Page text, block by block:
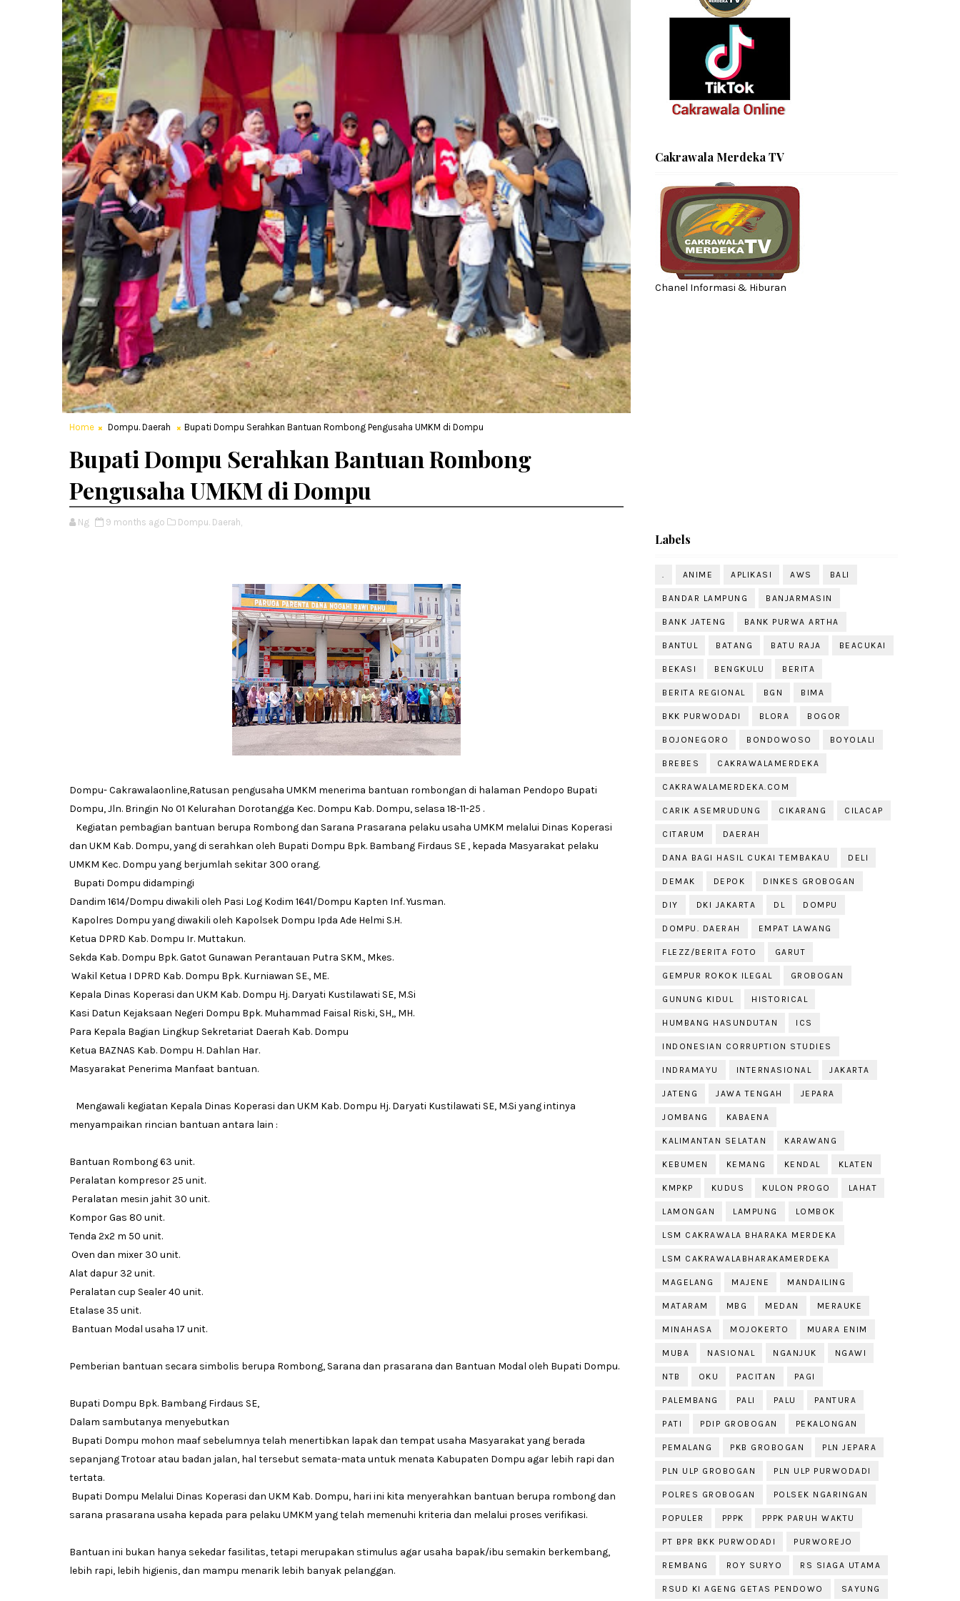
Home Dompu. Daerah Bupati Dompu Serahkan Bantuan Rombong Pengusaha UMKM di Dompu
Bupati Dompu Serahkan Bantuan Rombong
Pengusaha UMKM di Dompu
Ng 9 months ago Dompu. Daerah,
Dompu- Cakrawalaonline,Ratusan pengusaha UMKM menerima bantuan rombongan di halaman Pendopo Bupati
Dompu, Jln. Bringin No 01 Kelurahan Dorotangga Kec. Dompu Kab. Dompu, selasa 18-11-25 .
Kegiatan pembagian bantuan berupa Rombong dan Sarana Prasarana pelaku usaha UMKM melalui Dinas Koperasi
dan UKM Kab. Dompu, yang di serahkan oleh Bupati Dompu Bpk. Bambang Firdaus SE , kepada Masyarakat pelaku
UMKM Kec. Dompu yang berjumlah sekitar 300 orang.
Bupati Dompu didampingi
Dandim 1614/Dompu diwakili oleh Pasi Log Kodim 1641/Dompu Kapten Inf. Yusman.
Kapolres Dompu yang diwakili oleh Kapolsek Dompu Ipda Ade Helmi S.H.
Ketua DPRD Kab. Dompu Ir. Muttakun.
Sekda Kab. Dompu Bpk. Gatot Gunawan Perantauan Putra SKM., Mkes.
Wakil Ketua I DPRD Kab. Dompu Bpk. Kurniawan SE., ME.
Kepala Dinas Koperasi dan UKM Kab. Dompu Hj. Daryati Kustilawati SE, M.Si
Kasi Datun Kejaksaan Negeri Dompu Bpk. Muhammad Faisal Riski, SH,, MH.
Para Kepala Bagian Lingkup Sekretariat Daerah Kab. Dompu
Ketua BAZNAS Kab. Dompu H. Dahlan Har.
Masyarakat Penerima Manfaat bantuan.
Mengawali kegiatan Kepala Dinas Koperasi dan UKM Kab. Dompu Hj. Daryati Kustilawati SE, M.Si yang intinya
menyampaikan rincian bantuan antara lain :
Bantuan Rombong 63 unit.
Peralatan kompresor 25 unit.
Peralatan mesin jahit 30 unit.
Kompor Gas 80 unit.
Tenda 2x2 m 50 unit.
Oven dan mixer 30 unit.
Alat dapur 32 unit.
Peralatan cup Sealer 40 unit.
Etalase 35 unit.
Bantuan Modal usaha 17 unit.
Pemberian bantuan secara simbolis berupa Rombong, Sarana dan prasarana dan Bantuan Modal oleh Bupati Dompu.
Bupati Dompu Bpk. Bambang Firdaus SE,
Dalam sambutanya menyebutkan
Bupati Dompu mohon maaf sebelumnya telah menertibkan lapak dan tempat usaha Masyarakat yang berada
sepanjang Trotoar atau badan jalan, hal tersebut semata-mata untuk menata Kabupaten Dompu agar lebih rapi dan
tertata.
Bupati Dompu Melalui Dinas Koperasi dan UKM Kab. Dompu, hari ini kita menyerahkan bantuan berupa rombong dan
sarana prasarana usaha kepada para pelaku UMKM yang telah memenuhi kriteria dan melalui proses verifikasi.
Bantuan ini bukan hanya sekedar fasilitas, tetapi merupakan stimulus agar usaha bapak/ibu semakin berkembang,
lebih rapi, lebih higienis, dan mampu menarik lebih banyak pelanggan.
Cakrawala Merdeka TV
Chanel Informasi & Hiburan
Labels
. ANIME APLIKASI AWS BALI
BANDAR LAMPUNG BANJARMASIN
BANK JATENG BANK PURWA ARTHA
BANTUL BATANG BATU RAJA BEACUKAI
BEKASI BENGKULU BERITA
BERITA REGIONAL BGN BIMA
BKK PURWODADI BLORA BOGOR
BOJONEGORO BONDOWOSO BOYOLALI
BREBES CAKRAWALAMERDEKA
CAKRAWALAMERDEKA.COM
CARIK ASEMRUDUNG CIKARANG CILACAP
CITARUM DAERAH
DANA BAGI HASIL CUKAI TEMBAKAU DELI
DEMAK DEPOK DINKES GROBOGAN
DIY DKI JAKARTA DL DOMPU
DOMPU. DAERAH EMPAT LAWANG
FLEZZ/BERITA FOTO GARUT
GEMPUR ROKOK ILEGAL GROBOGAN
GUNUNG KIDUL HISTORICAL
HUMBANG HASUNDUTAN ICS
INDONESIAN CORRUPTION STUDIES
INDRAMAYU INTERNASIONAL JAKARTA
JATENG JAWA TENGAH JEPARA
JOMBANG KABAENA
KALIMANTAN SELATAN KARAWANG
KEBUMEN KEMANG KENDAL KLATEN
KMPKP KUDUS KULON PROGO LAHAT
LAMONGAN LAMPUNG LOMBOK
LSM CAKRAWALA BHARAKA MERDEKA
LSM CAKRAWALABHARAKAMERDEKA
MAGELANG MAJENE MANDAILING
MATARAM MBG MEDAN MERAUKE
MINAHASA MOJOKERTO MUARA ENIM
MUBA NASIONAL NGANJUK NGAWI
NTB OKU PACITAN PAGI
PALEMBANG PALI PALU PANTURA
PATI PDIP GROBOGAN PEKALONGAN
PEMALANG PKB GROBOGAN PLN JEPARA
PLN ULP GROBOGAN PLN ULP PURWODADI
POLRES GROBOGAN POLSEK NGARINGAN
POPULER PPPK PPPK PARUH WAKTU
PT BPR BKK PURWODADI PURWOREJO
REMBANG ROY SURYO RS SIAGA UTAMA
RSUD KI AGENG GETAS PENDOWO SAYUNG